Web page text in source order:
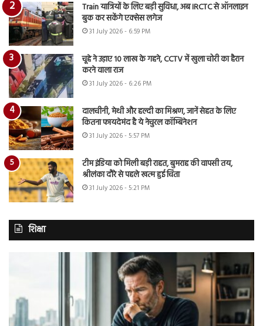
Train यात्रियों के लिए बड़ी सुविधा, अब IRCTC से ऑनलाइन
बुक कर सकेंगे एक्सेस लगेज
31 July 2026 - 6:59 PM
चूहे ने उड़ाए 10 लाख के गहने, CCTV में खुला चोरी का हैरान
करने वाला राज
31 July 2026 - 6:26 PM
दालचीनी, मेथी और हल्दी का मिश्रण, जानें सेहत के लिए
कितना फायदेमंद है ये नेचुरल कॉम्बिनेशन
31 July 2026 - 5:57 PM
टीम इंडिया को मिली बड़ी राहत, बुमराह की वापसी तय,
श्रीलंका दौरे से पहले खत्म हुई चिंता
31 July 2026 - 5:21 PM
शिक्षा